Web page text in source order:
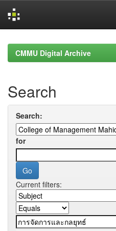
navigationCMMU Digital Archive
Search
Search:
for
Current filters: